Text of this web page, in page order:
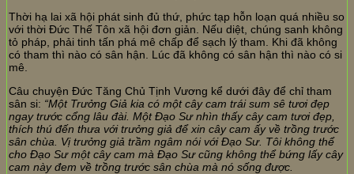
Thời hạ lai xã hội phát sinh đủ thứ, phức tạp hỗn loạn quá nhiều so
với thời Đức Thế Tôn xã hội đơn giản. Nếu diệt, chúng sanh không
tỏ pháp, phải tinh tấn phá mê chấp để sạch lý tham. Khi đã không
có tham thì nào có sân hận. Lúc đã không có sân hận thì nào có si
mê.
Câu chuyện Đức Tăng Chủ Tịnh Vương kể dưới đây để chỉ tham
sân si: “Một Trưởng Giả kia có một cây cam trái sum sê tươi đẹp
ngay trước cổng lâu đài. Một Đạo Sư nhìn thấy cây cam tươi đẹp,
thích thú đến thưa với trưởng giả để xin cây cam ấy về trồng trước
sân chùa. Vị trưởng giả trầm ngâm nói với Đạo Sư. Tôi không thể
cho Đạo Sư một cây cam mà Đạo Sư cũng không thể bứng lấy cây
cam này đem về trồng trước sân chùa mà nó sống được.